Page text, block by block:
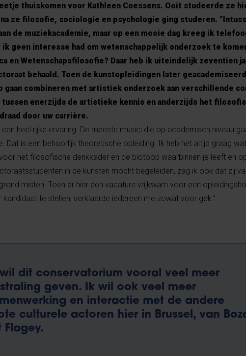
thuiskomen voor Kathleen Coessens. Ooit studeerde ze
ze filosofie, sociologie en psychologie ging studeren.
de muziekacademie, maar op een mooie dag kreeg ik
ik geen interesse had om wetenschappelijk onderzoek te
en Wetenschapsfilosofie? Daar heb ik uiteindelijk zeventien
behaald. Toen de kunstopleidingen later
gaan combineren met artistiek onderzoek aan verschillende
enerzijds de artistieke kennis en anderzijds het
door uw carrière.
een heel rijke ervaring. De meeste musici die op academisch niveau
Dat is een behoorlijk theoretische opleiding. Ik heb het altijd graag
het filosofische denkkader en de biotoop waarbinnen je leeft en
in de kunsten mocht begeleiden, zag ik ook dat zij
misten. Toen er hier een vacature vrijkwam voor een
te stellen, verklaarde iedereen me zowat voor gek.”
wil dit conservatorium vooral veel meer
geven. Ik wil ook veel meer
en interactie met de andere
culturele actoren hier in Brussel, van
Flagey.